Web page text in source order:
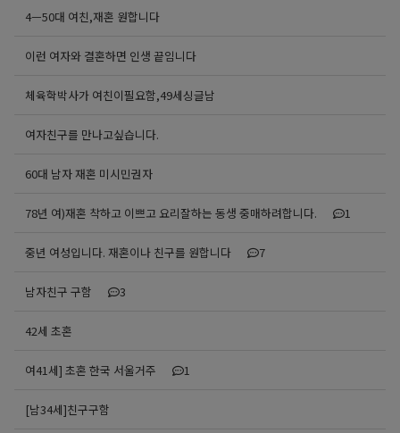
4ㅡ50대 여친,재혼 원합니다
이런 여자와 결혼하면 인생 끝임니다
체육학박사가 여친이필요함,49세싱글남
여자친구를 만나고싶습니다.
60대 남자 재혼 미시민권자
78년 여)재혼 착하고 이쁘고 요리잘하는 동생 중매하려합니다. 1
중년 여성입니다. 재혼이나 친구를 원합니다 7
남자친구 구함 3
42세 초혼
여41세] 초혼 한국 서울거주 1
[남34세]친구구함